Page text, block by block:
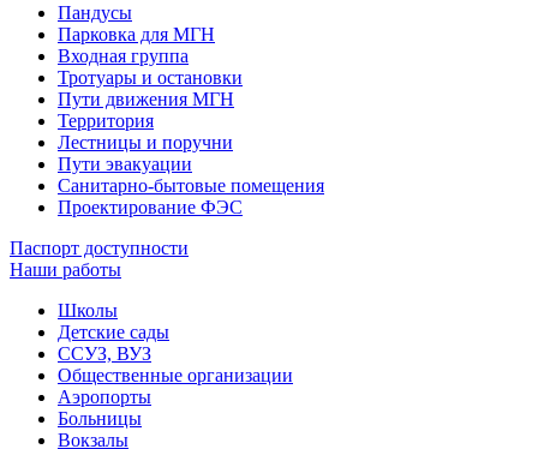
Пандусы
Парковка для МГН
Входная группа
Тротуары и остановки
Пути движения МГН
Территория
Лестницы и поручни
Пути эвакуации
Санитарно-бытовые помещения
Проектирование ФЭС
Паспорт доступности
Наши работы
Школы
Детские сады
ССУЗ, ВУЗ
Общественные организации
Аэропорты
Больницы
Вокзалы